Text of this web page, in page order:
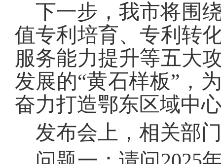
下一步，我市将围
值专利培育、专利转
服务能力提升等五大
发展的“黄石样板”，
奋力打造鄂东区域中
发布会上， 相关部